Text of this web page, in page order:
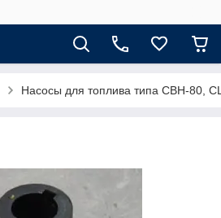
Насосы для топлива типа СВН-80,